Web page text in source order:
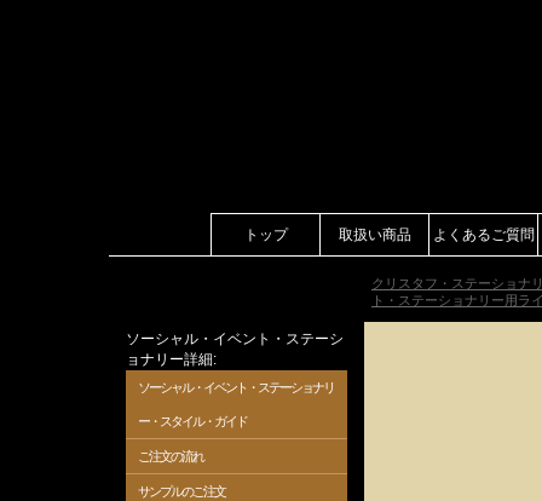
トップ 取扱い商品 よくあるご質問
ソーシャル・イベント・ステーシ
ョナリー詳細:
ソーシャル・イベント・ステーショナリ
ー・スタイル・ガイド
ご注文の流れ
サンプルのご注文
クリスタフ・ステーショナ
ト・ステーショナリー用ラ